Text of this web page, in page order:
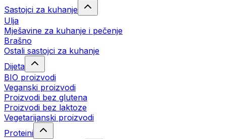
Sastojci za kuhanje
Ulja
Mješavine za kuhanje i pečenje
Brašno
Ostali sastojci za kuhanje
Dijeta
BIO proizvodi
Veganski proizvodi
Proizvodi bez glutena
Proizvodi bez laktoze
Vegetarijanski proizvodi
Proteini